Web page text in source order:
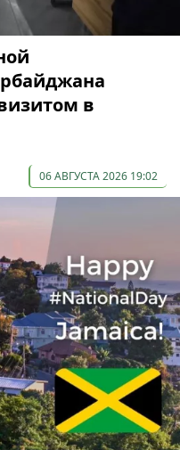
в
06 АВГУСТА 2026 19:02